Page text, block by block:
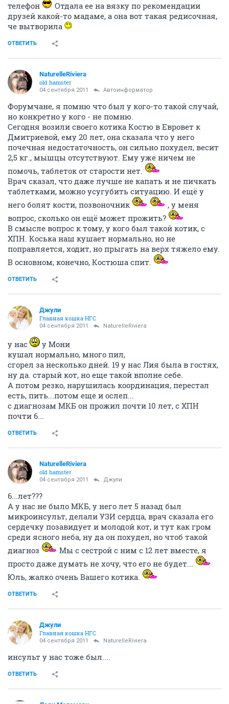
телефон
Отдала ее на вязку по рекомендации
друзей какой-то мадаме, а она вот такая редисочная,
че вытворила
ОТВЕТИТЬ
NaturelleRiviera
old hamster
04 сентября 2011 Автоинформатор
Форумчане, я помню что был у кого-то такой случай,
но конкретно у кого - не помню.
Сегодня возили своего котика Костю в Евровет к
Дмитриевой, ему 20 лет, она сказала что у него
почечная недостаточность, он сильно похудел, весит
2,5 кг., мышцы отсутствуют. Ему уже ничем не
помочь, таблеток от старости нет.
Врач сказал, что даже лучше не капать и не пичкать
таблетками, можно усугубить ситуацию. И ещё у
него болят кости, позвоночник
, у меня
вопрос, сколько он ещё может прожить?
В смысле вопрос к тому, у кого был такой котик, с
ХПН. Коська наш кушает нормально, но не
поправляется, ходит, но прыгать на верх тяжело ему.
В основном, конечно, Костюша спит.
ОТВЕТИТЬ
Джули
Главная кошка НГС
04 сентября 2011 NaturelleRiviera
у нас
у Мони
кушал нормально, много пил,
сгорел за несколько дней. 19 у нас Лия была в гостях,
ну да. старый кот, но еще такой вполне себе.
А потом резко, нарушилась координация, перестал
есть, пить...потом еще и ослеп...
с диагнозам МКБ он прожил почти 10 лет, с ХПН
почти 6...
ОТВЕТИТЬ
NaturelleRiviera
old hamster
04 сентября 2011 Джули
6...лет???
А у нас не было МКБ, у него лет 5 назад был
микроинсульт, делали УЗИ сердца, врач сказала его
сердечку позавидует и молодой кот, и тут как гром
среди ясного неба, ну да он похудел, но чтоб такой
диагноз
Мы с сестрой с ним с 12 лет вместе, я
просто даже думать не хочу, что его не будет...
Юль, жалко очень Вашего котика.
ОТВЕТИТЬ
Джули
Главная кошка НГС
04 сентября 2011 NaturelleRiviera
инсульт у нас тоже был....
ОТВЕТИТЬ